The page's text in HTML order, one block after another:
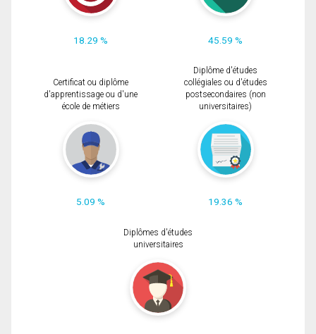
18.29 % 45.59 %
Certificat ou diplôme
d'apprentissage ou d'une
école de métiers
5.09 %
Diplôme d'études
collégiales ou d'études
postsecondaires (non
universitaires)
19.36 %
Diplômes d'études
universitaires